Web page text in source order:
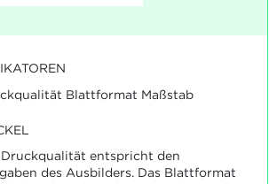
Blattformat Maßstab
Druckqualität entspricht den
des Ausbilders. Das Blattformat